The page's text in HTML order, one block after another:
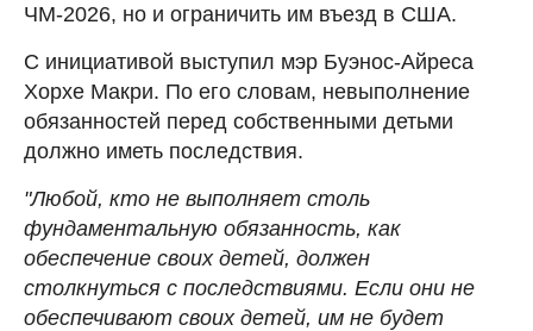
ЧМ-2026, но и ограничить им въезд в США.
С инициативой выступил мэр Буэнос-Айреса
Хорхе Макри. По его словам, невыполнение
обязанностей перед собственными детьми
должно иметь последствия.
"Любой, кто не выполняет столь
фундаментальную обязанность, как
обеспечение своих детей, должен
столкнуться с последствиями. Если они не
обеспечивают своих детей, им не будет